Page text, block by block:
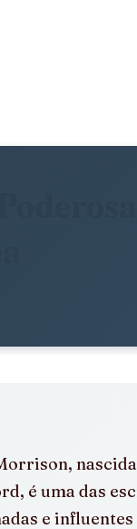
é uma das
e